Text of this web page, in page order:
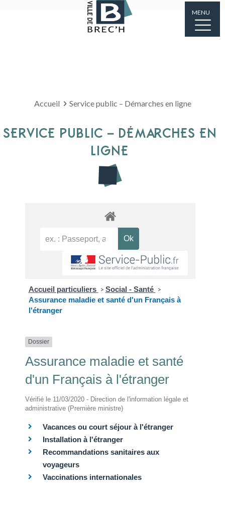
MENU
Accueil Service public – Démarches en ligne
SERVICE PUBLIC – DÉMARCHES EN
LIGNE
Accueil particuliers > Social - Santé >
Assurance maladie et santé d'un Français à
l'étranger
Dossier
Assurance maladie et santé
d'un Français à l'étranger
Vérifié le 11/03/2020 - Direction de l'information légale et
administrative (Première ministre)
Vacances ou court séjour à l'étranger
Installation à l'étranger
Recommandations sanitaires aux
voyageurs
Vaccinations internationales